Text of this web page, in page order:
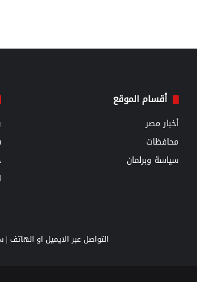
أقسام الموقع
أخبار مصر
محافظات
سياسة وبرلمان
التواصل عبر الايميل او الهاتف |